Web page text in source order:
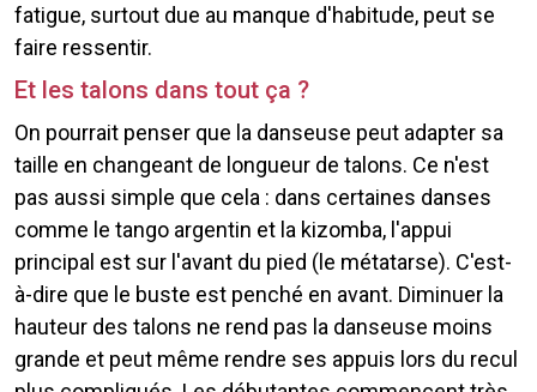
fatigue, surtout due au manque d'habitude, peut se
faire ressentir.
Et les talons dans tout ça ?
On pourrait penser que la danseuse peut adapter sa
taille en changeant de longueur de talons. Ce n'est
pas aussi simple que cela : dans certaines danses
comme le tango argentin et la kizomba, l'appui
principal est sur l'avant du pied (le métatarse). C'est-
à-dire que le buste est penché en avant. Diminuer la
hauteur des talons ne rend pas la danseuse moins
grande et peut même rendre ses appuis lors du recul